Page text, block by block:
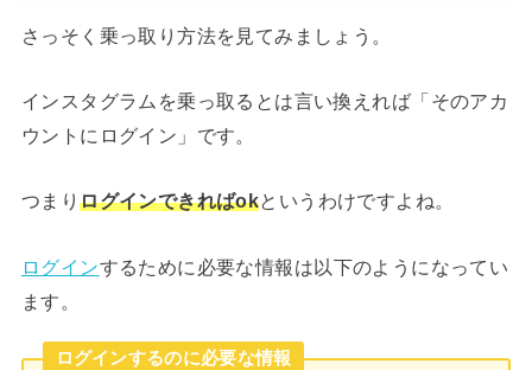
さっそく乗っ取り方法を見てみましょう。
インスタグラムを乗っ取るとは言い換えれば「そのアカ
ウントにログイン」です。
つまりログインできればokというわけですよね。
ログインするために必要な情報は以下のようになってい
ます。
ログインするのに必要な情報